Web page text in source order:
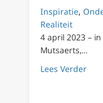
Inspiratie,
Realiteit
4 april 2023 –
Mutsaerts,…
Lees Verder